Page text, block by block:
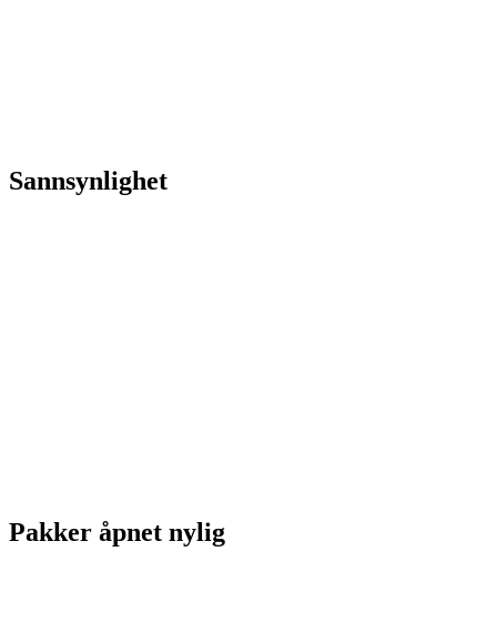
Sannsynlighet
Pakker åpnet nylig